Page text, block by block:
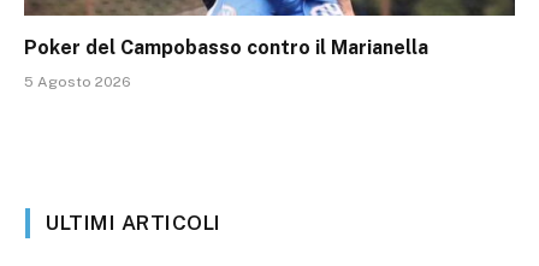
Poker del Campobasso contro il Marianella
5 Agosto 2026
ULTIMI ARTICOLI